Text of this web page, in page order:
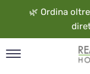
🌿 Ordina